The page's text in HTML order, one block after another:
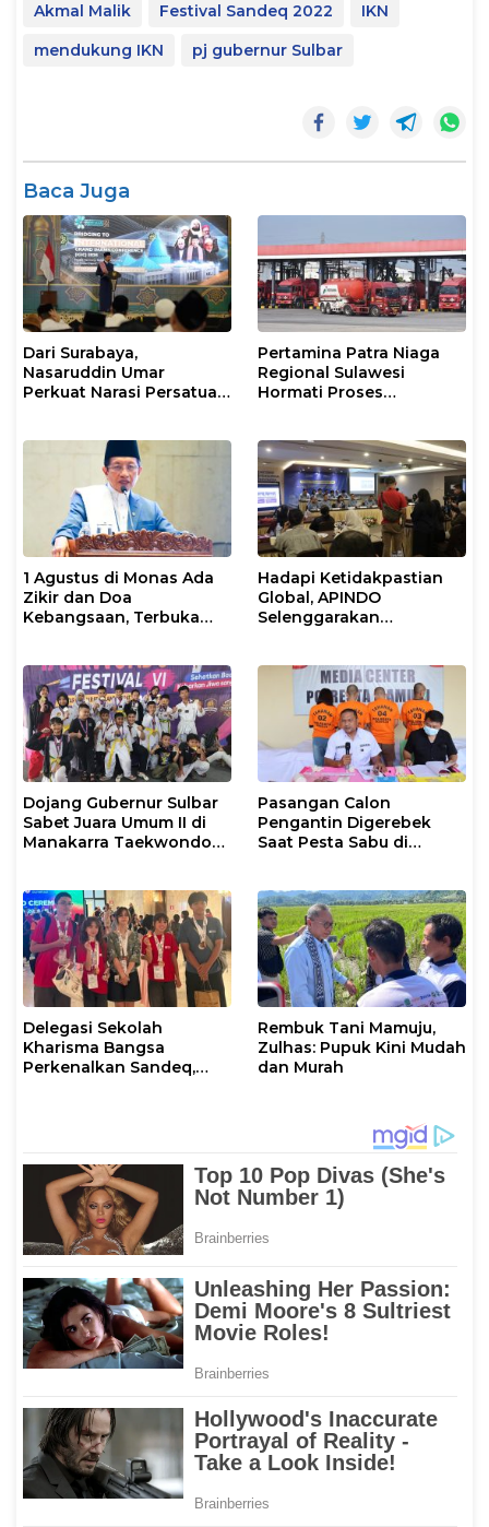
Akmal Malik Festival Sandeq 2022
IKN
mendukung IKN
pj gubernur Sulbar
Baca Juga
Dari Surabaya,
Nasaruddin Umar
Perkuat Narasi Persatuan
Pertamina Patra Niaga
Regional Sulawesi
Hormati Proses
di Polman
1 Agustus di Monas Ada
Zikir dan Doa
Kebangsaan, Terbuka
Hadapi Ketidakpastian
Global, APINDO
Selenggarakan
Ketahanan Ekonomi
Nasional
Dojang Gubernur Sulbar
Sabet Juara Umum II di
Manakarra Taekwondo
Pasangan Calon
Pengantin Digerebek
Saat Pesta Sabu di
Delegasi Sekolah
Kharisma Bangsa
Perkenalkan Sandeq,
Rembuk Tani Mamuju,
Zulhas: Pupuk Kini Mudah
dan Murah